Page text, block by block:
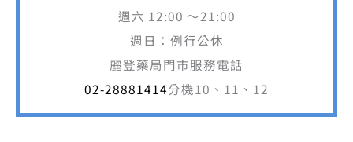
週六 12:00 ～21:00
週日：例行公休
麗登藥局門市服務電話
02-28881414分機10、11、12